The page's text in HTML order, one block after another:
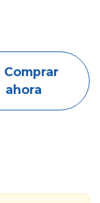
Comprar
ahora